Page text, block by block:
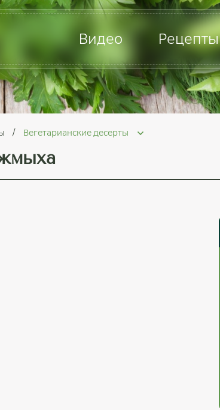
Видео Рецепты
Вегетарианские десерты